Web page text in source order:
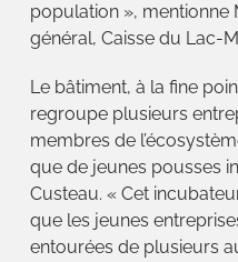
population », mentionne
général, Caisse du Lac-
Le bâtiment, à la fine
regroupe plusieurs
membres de
que de jeunes pousses
Custeau. « Cet
que les jeunes
entourées de plusieurs